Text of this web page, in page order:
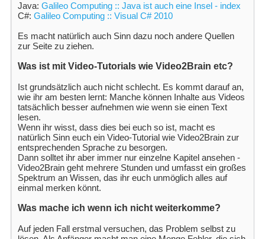
Java: Galileo Computing :: Java ist auch eine Insel - index
C#: Galileo Computing :: Visual C# 2010
Es macht natürlich auch Sinn dazu noch andere Quellen
zur Seite zu ziehen.
Was ist mit Video-Tutorials wie Video2Brain etc?
Ist grundsätzlich auch nicht schlecht. Es kommt darauf an,
wie ihr am besten lernt: Manche können Inhalte aus Videos
tatsächlich besser aufnehmen wie wenn sie einen Text
lesen.
Wenn ihr wisst, dass dies bei euch so ist, macht es
natürlich Sinn euch ein Video-Tutorial wie Video2Brain zur
entsprechenden Sprache zu besorgen.
Dann solltet ihr aber immer nur einzelne Kapitel ansehen -
Video2Brain geht mehrere Stunden und umfasst ein großes
Spektrum an Wissen, das ihr euch unmöglich alles auf
einmal merken könnt.
Was mache ich wenn ich nicht weiterkomme?
Auf jeden Fall erstmal versuchen, das Problem selbst zu